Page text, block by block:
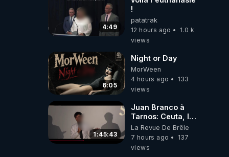
4:49
!
patatrak
12 hours ago
1.0 k
views
6:05
Night or Day
MorWeen
4 hours ago
133
views
1:45:43
Juan Branco à
Tarnos: Ceuta, le
narcotrafic et le
pouvoir en France
La Revue De Brêle
7 hours ago
137
views